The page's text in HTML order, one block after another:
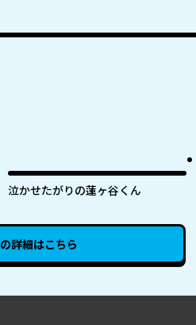
泣かせたがりの蓮ヶ谷くん
の詳細はこちら